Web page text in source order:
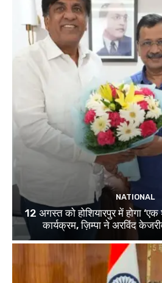
NATIONAL
12 अगस्त को होशियारपुर में होगा
कार्यक्रम, ज़िम्पा ने अरविंद